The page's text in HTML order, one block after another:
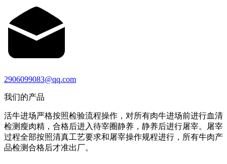
2906099083@qq.com
我们的产品
活牛进场严格按照检验流程操作，对所有肉牛进场前进行血清
检测瘦肉精，合格后进入待宰圈静养，静养后进行屠宰。屠宰
过程全部按照清真工艺要求和屠宰操作规程进行，所有牛肉产
品检测合格后才准出厂。